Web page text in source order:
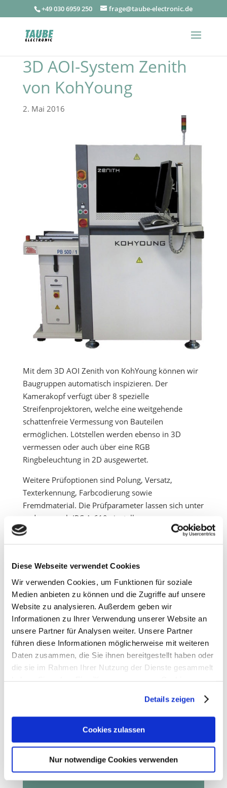
Diese Webseite verwendet Cookies
Wir verwenden Cookies, um Funktionen für soziale
Medien anbieten zu können und die Zugriffe auf unsere
Website zu analysieren. Außerdem geben wir
Informationen zu Ihrer Verwendung unserer Website an
unsere Partner für Analysen weiter. Unsere Partner
führen diese Informationen möglicherweise mit weiteren
Daten zusammen, die Sie ihnen bereitgestellt haben oder
die sie im Rahmen Ihrer Nutzung der Dienste gesammelt
Erfahren Sie in unsererDatenschutzerklärungmehr
darüber, wer wir sind, wie Sie uns kontaktieren können
und wie wir personenbezogene Daten verarbeiten.
Sie können Ihre Einwilligung jederzeit von derCookie-
Details zeigen
Cookies zulassen
Nur notwendige Cookies verwenden
+49 030 6959 250 frage@taube-electronic.de
3D AOI-System Zenith
von KohYoung
2. Mai 2016
Mit dem 3D AOI Zenith von KohYoung können wir
Baugruppen automatisch inspizieren. Der
Kamerakopf verfügt über 8 spezielle
Streifenprojektoren, welche eine weitgehende
schattenfreie Vermessung von Bauteilen
ermöglichen. Lötstellen werden ebenso in 3D
vermessen oder auch über eine RGB
Ringbeleuchtung in 2D ausgewertet.
Weitere Prüfoptionen sind Polung, Versatz,
Texterkennung, Farbcodierung sowie
Fremdmaterial. Die Prüfparameter lassen sich unter
anderen nach IPC-A-610 einstellen.
Für die Erstellung von Prüfprogrammen sind
Auflösung:
XY = 10 µm
Z = 1 µm
Leiterplatten mit folgenden Dimensionen
können inspiziert werden:
max: 510 mm x 510 mm
min: 50 mm x 50 mm
neuerer Beitrag